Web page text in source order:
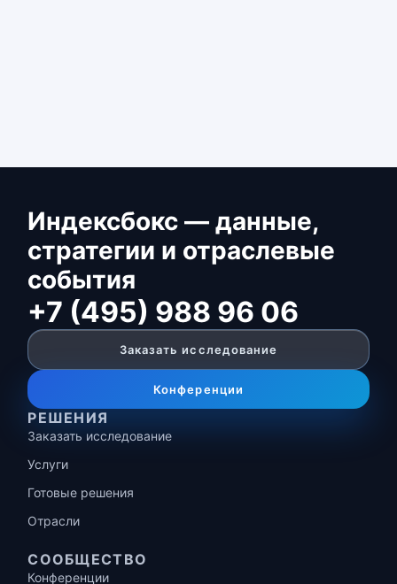
Индексбокс — данные,
стратегии и отраслевые
события
+7 (495) 988 96 06
Заказать исследование
Конференции
РЕШЕНИЯ
Заказать исследование
Услуги
Готовые решения
Отрасли
СООБЩЕСТВО
Конференции